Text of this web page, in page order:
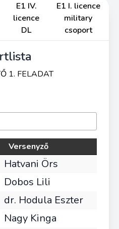
E1 IV.
licence
DL
E1 I. licence
military
csoport
1. FELADAT
Versenyző
Hatvani Örs
Dobos Lili
dr. Hodula Eszter
Nagy Kinga